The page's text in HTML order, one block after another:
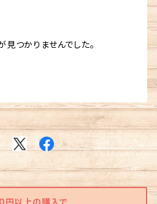
つかりませんでした。
以上の購入で